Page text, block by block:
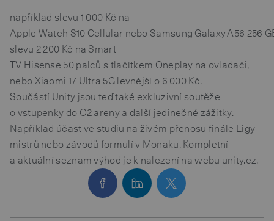
například slevu 1 000 Kč na
Apple Watch S10 Cellular nebo Samsung Galaxy A56 256
slevu 2 200 Kč na Smart
TV Hisense 50 palců s tlačítkem Oneplay na ovladači,
nebo Xiaomi 17 Ultra 5G levnější o 6 000 Kč.
Součástí Unity jsou teď také exkluzivní soutěže
o vstupenky do O2 areny a další jedinečné zážitky.
Například účast ve studiu na živém přenosu finále Ligy
mistrů nebo závodů formulí v Monaku. Kompletní
a aktuální seznam výhod je k nalezení na webu unity.cz.